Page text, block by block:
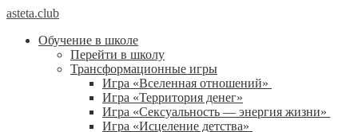
asteta.club
Обучение в школе
Перейти в школу
Трансформационные игры
Игра «Вселенная отношений»
Игра «Территория денег»
Игра «Сексуальность — энергия жизни»
Игра «Исцеление детства»